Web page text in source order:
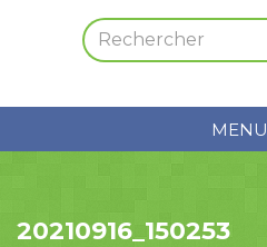
MENU
20210916_150253